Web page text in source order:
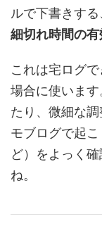
ルで下書きする
細切れ時間の有
これは宅ログ
場合に使いま
たり、微細な調
モブログで起
ど）をよっく
ね。